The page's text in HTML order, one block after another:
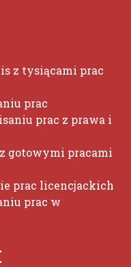
z tysiącami prac
prac
prac z prawa i
gotowymi pracami
prac licencjackich
prac w